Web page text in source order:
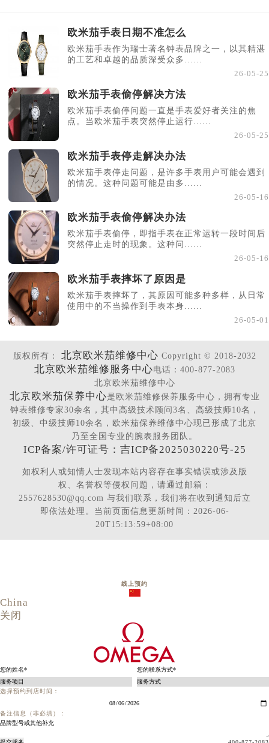
欧米茄手表日期不准怎么
欧米茄手表作为瑞士著名钟表品牌之一，以其精湛
的工艺和卓越的品质深受众多......
26-05-25
欧米茄手表偷停解决方法
欧米茄手表偷停问题一直是手表爱好者关注的焦
点。当欧米茄手表突然停止运行......
26-05-25
欧米茄手表停走解决办法
欧米茄手表停走问题，是许多手表用户可能会遇到
的情况。这种问题可能是由多......
26-05-16
欧米茄手表偷停解决办法
欧米茄手表偷停，即指手表在正常运转一段时间后
突然停止走时的现象。这种问......
26-05-16
欧米茄手表摔坏了原因是
欧米茄手表摔坏了，其原因可能多种多样，从日常
使用中的不当操作到手表本身......
26-05-01
版权所有： 北京欧米茄维修中心 Copyright © 2018-2032
北京欧米茄维修服务中心电话：400-877-2083
北京欧米茄维修中心
北京欧米茄保养中心是欧米茄维修保养服务中心，拥有专业
钟表维修专家30余名，其中高级技术顾问3名、高级技师10名，
初级、中级技师10余名，欧米茄保养维修中心现已形成了北京
乃至全国专业的腕表服务团队。
ICP备案/许可证号：吉ICP备2025030220号-25
如权利人或知情人士发现本站内容存在事实错误或涉及版
权、名誉权等侵权问题，请通过邮箱：
2557628530@qq.com 与我们联系，我们将在收到通知后立
即依法处理。当前页面信息更新时间：2026-06-
20T15:13:59+08:00
线上预约
China
关闭
选择预约到店时间：
备注信息（非必填）：